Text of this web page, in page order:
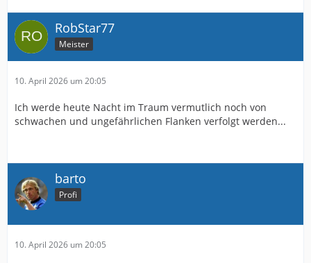
RobStar77
Meister
10. April 2026 um 20:05
Ich werde heute Nacht im Traum vermutlich noch von
schwachen und ungefährlichen Flanken verfolgt werden...
barto
Profi
10. April 2026 um 20:05